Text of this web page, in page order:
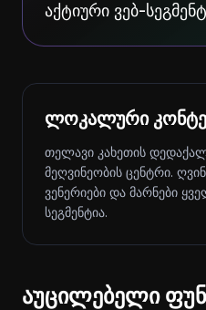
აქტიური ვებ-
ლოკალური
თელავი კახეთის
მეღვინეობის ცენტრი.
ვენერიები და მარნები
სეგმენტია.
აუცილებელი